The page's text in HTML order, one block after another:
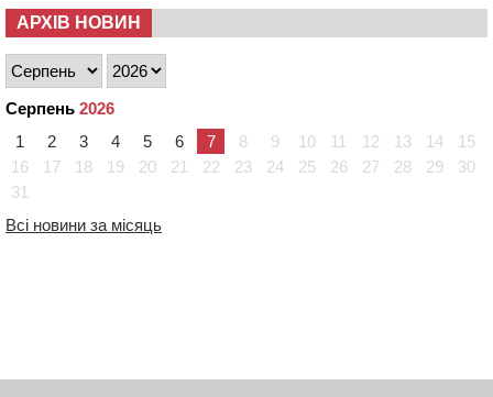
АРХІВ НОВИН
Серпень 2026
1
2 3 4 5 6 7 8 9 10 11 12 13 14
15
16
17 18 19 20 21 22 23 24 25 26 27 28 29
30
31
Всі новини за місяць